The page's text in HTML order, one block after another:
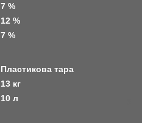
7 %
12 %
7 %
Пластикова тара
13 кг
10 л